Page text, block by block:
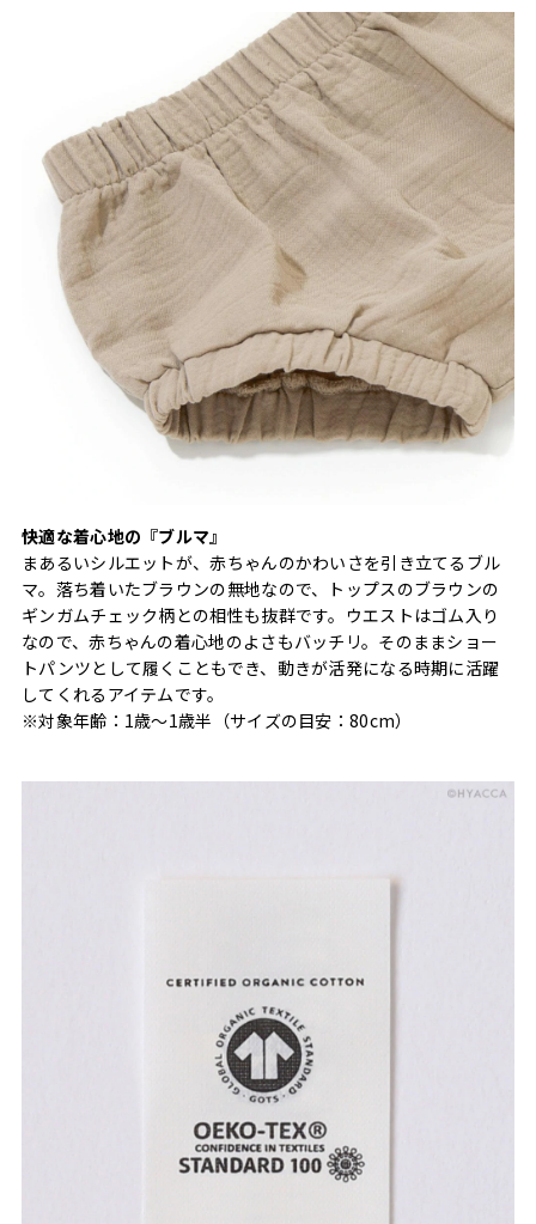
快適な着心地の『ブルマ』
まあるいシルエットが、赤ちゃんのかわいさを引き立てるブル
マ。落ち着いたブラウンの無地なので、トップスのブラウンの
ギンガムチェック柄との相性も抜群です。ウエストはゴム入り
なので、赤ちゃんの着心地のよさもバッチリ。そのままショー
トパンツとして履くこともでき、動きが活発になる時期に活躍
してくれるアイテムです。
※対象年齢：1歳〜1歳半（サイズの目安：80cm）